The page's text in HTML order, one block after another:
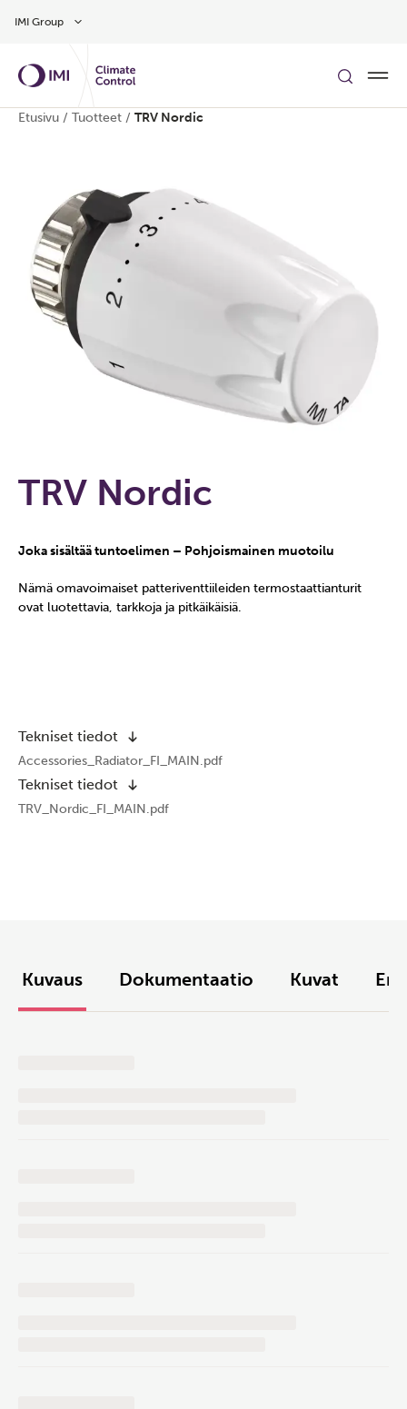
IMI Group
Etusivu / Tuotteet / TRV Nordic
TRV Nordic
Joka sisältää tuntoelimen – Pohjoismainen muotoilu
Nämä omavoimaiset patteriventtiileiden termostaattianturit
ovat luotettavia, tarkkoja ja pitkäikäisiä.
Tekniset tiedot
Accessories_Radiator_FI_MAIN.pdf
Tekniset tiedot
TRV_Nordic_FI_MAIN.pdf
Kuvaus Dokumentaatio Kuvat